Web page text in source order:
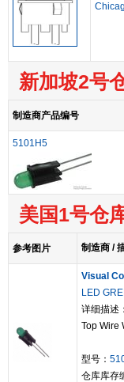
新加坡2号
制造商产品编号
5101H5
美国1号仓
参考图片 制造商 /
Visual
LED
详细描述
Top Wire
型号：
仓库库存